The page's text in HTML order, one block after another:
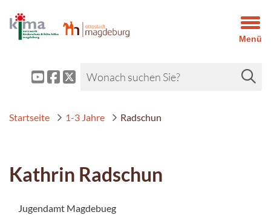
Menü
Startseite 1-3 Jahre Radschun
Kathrin Radschun
Jugendamt Magdebueg